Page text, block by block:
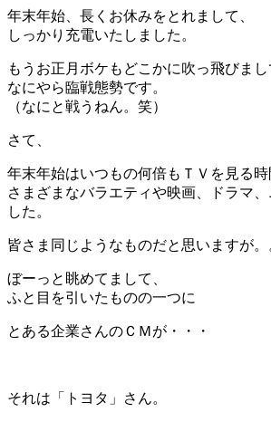
年末年始、長くお休みをとれまして、
しっかり充電いたしました。
もうお正月ボケもどこかに吹っ飛びまし
なにやら臨戦態勢です。
（なにと戦うねん。笑）
さて、
年末年始はいつもの何倍もＴＶを見る時
さまざまなバラエティや映画、ドラマ
した。
皆さま同じようなものだと思いますが。
ぼーっと眺めてまして、
ふと目を引いたものの一つに
とある企業さんのＣＭが・・・
それは「トヨタ」さん。